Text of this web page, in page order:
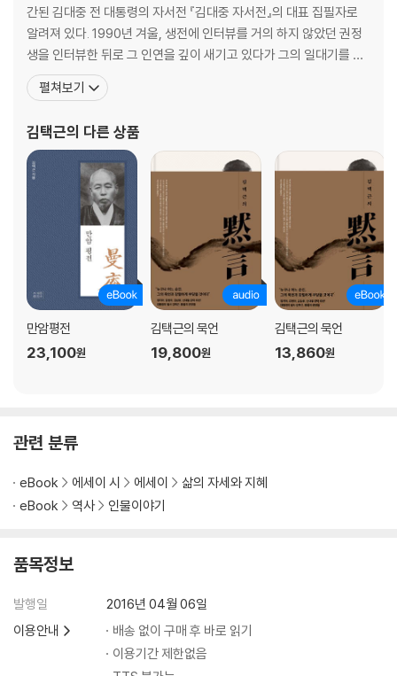
간된 김대중 전 대통령의 자서전 『김대중 자서전』의 대표 집필자로
알려져 있다. 1990년 겨울, 생전에 인터뷰를 거의 하지 않았던 권정
생을 인터뷰한 뒤로 그 인연을 깊이 새기고 있다가 그의 일대기를 이
야기로 엮었다. 1954년에 태어나 전북 정읍시 신태인읍에서 자랐고
동국대 국문학과를 졸업했다. 1983년 박두진 시인의 추천으로 「현대
시에 품고 있다. 환경과 문명 비평의
펼쳐보기
김택근의 다른 상품
만암평전
23,100원
김택근의 묵언
19,800원
김택근의 묵언
13,860원
관련 분류
eBook 에세이 시 에세이
삶의 자세와 지혜
eBook
역사 인물이야기
품목정보
발행일
2016년 04월 06일
이용안내
배송 없이 구매 후 바로 읽기
이용기간 제한없음